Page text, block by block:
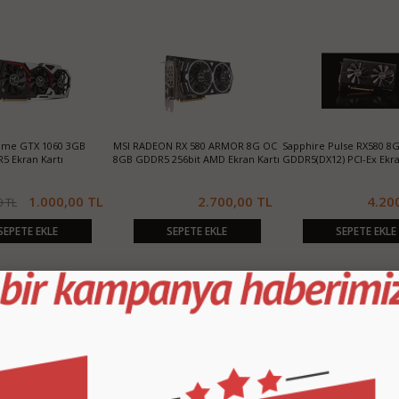
GTX 1060 3GB
Ekran Kartı
TL 1.000,00 TL
EKLE
MSI RADEON RX 580 ARMOR 8G OC
8GB GDDR5 256bit AMD Ekran Kartı
2.700,00 TL
SEPETE EKLE
Sapphire Pulse RX580
GDDR5(DX12) PCI-Ex
SEPETE EKLE